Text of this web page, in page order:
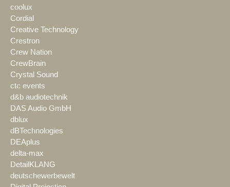
coolux
Cordial
Creative Technology
Crestron
Crew Nation
CrewBrain
Crystal Sound
ctc events
d&b audiotechnik
DAS Audio GmbH
dblux
dBTechnologies
DEAplus
delta-max
DetailKLANG
deutschewerbewelt